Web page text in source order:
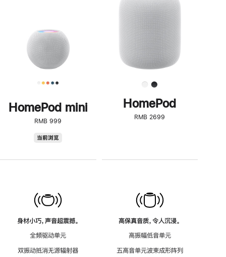
HomePod mini
RMB 999
当前浏览
身材小巧，声音超震撼。
全频驱动单元
双振动抵消无源辐射器
了
解
HomePod<
HomePod
RMB 2699
高保真音质，令人沉浸。
高振幅低音单元
五高音单元波束成形阵列